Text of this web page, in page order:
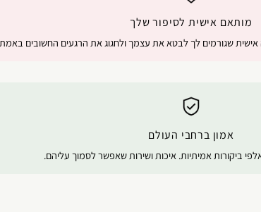
מותאם אישית לסיפור שלך
שגורמים לך לבטא את עצמך ולחגוג את הרגעים החשובים
אמון ברחבי העולם
ביקורות אמיתיות. איכות ושירות שאפשר לסמוך עליהם.